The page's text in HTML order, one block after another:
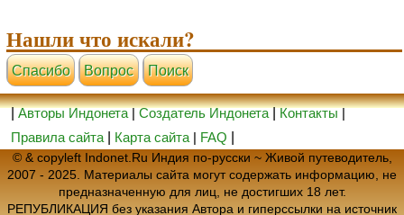
Нашли что искали?
Cпасибо Вопрос Поиск
|Авторы Индонета|Создатель Индонета|Контакты|
Правила сайта
Карта сайта | FAQ
© & copyleft Indonet.Ru Индия по-русски ~ Живой путеводитель,
2007 - 2025. Материалы сайта могут содержать информацию, не
предназначенную для лиц, не достигших 18 лет.
РЕПУБЛИКАЦИЯ без указания Автора и гиперссылки на источник